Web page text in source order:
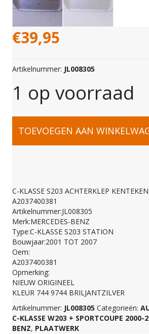
€39,95
Artikelnummer: JL008305
1 op voorraad
C-
S203
ACHTERKLEP
A2037400381
aantal
TOEVOEGEN AAN
C-KLASSE S203 ACHTERKLEP
A2037400381
Artikelnummer:JL008305
Merk:MERCEDES-BENZ
Type:C-KLASSE S203 STATION
Bouwjaar:2001 TOT 2007
Oem:
A2037400381
Opmerking:
NIEUW ORIGINEEL
KLEUR 744 9744 BRILJANTZILVER
Artikelnummer: JL008305 Categorieën:
C-KLASSE W203 + SPORTCOUPE 2000-
BENZ, PLAATWERK